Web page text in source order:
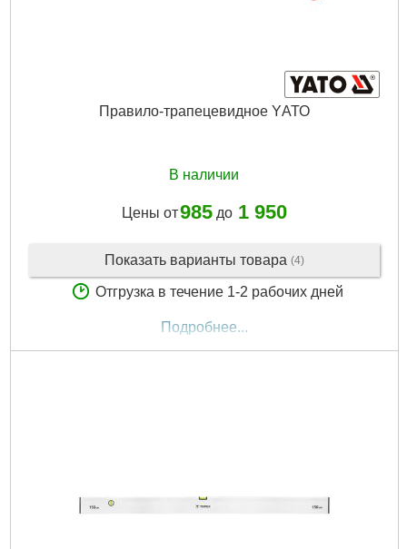
Правило-трапецевидное YАТО
В наличии
Цены от985до 1 950
Показать варианты товара (4)
Отгрузка в течение 1-2 рабочих дней
Подробнее...